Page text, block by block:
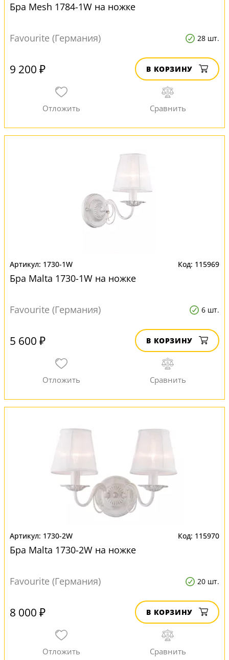
Бра Mesh 1784-1W на ножке
Favourite (Германия) 28 шт.
9 200 ₽ В КОРЗИНУ
1730-1W 115969
Бра Malta 1730-1W на ножке
Favourite (Германия) 6 шт.
5 600 ₽ В КОРЗИНУ
1730-2W 115970
Бра Malta 1730-2W на ножке
Favourite (Германия) 20 шт.
8 000 ₽ В КОРЗИНУ